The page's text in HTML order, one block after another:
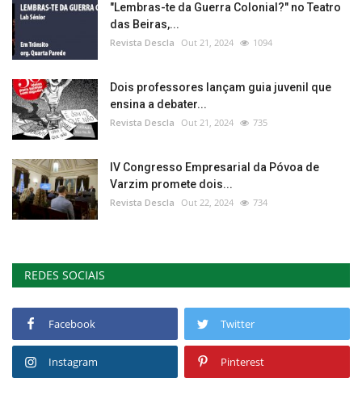
"Lembras-te da Guerra Colonial?" no Teatro
das Beiras,...
Revista Descla Out 21, 2024 1094
Dois professores lançam guia juvenil que
ensina a debater...
Revista Descla Out 21, 2024 735
IV Congresso Empresarial da Póvoa de
Varzim promete dois...
Revista Descla Out 22, 2024 734
REDES SOCIAIS
Facebook Twitter
Instagram Pinterest